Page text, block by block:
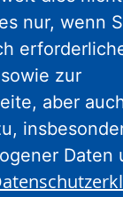
bis
nur, wenn
zur
aber
Daten